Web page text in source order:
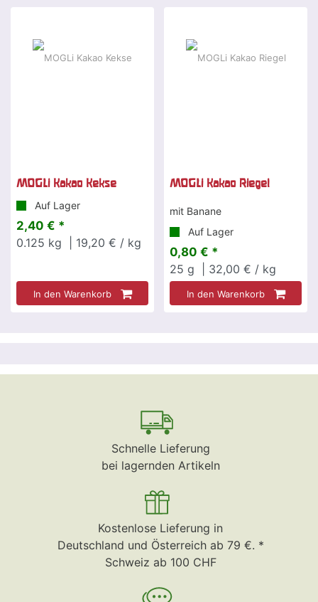
MOGLi Kakao Kekse
Auf Lager
2,40 € *
0.125 kg | 19,20 € / kg
In den Warenkorb
MOGLi Kakao Riegel
mit Banane
Auf Lager
0,80 € *
25 g | 32,00 € / kg
In den Warenkorb
Schnelle Lieferung
bei lagernden Artikeln
Kostenlose Lieferung in
Deutschland und Österreich ab 79 €. *
Schweiz ab 100 CHF